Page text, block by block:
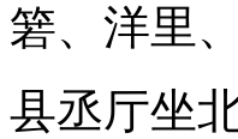
箬、洋里
县丞厅坐